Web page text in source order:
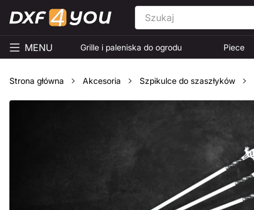
MENU Grille i paleniska do ogrodu Piece
Strona główna Akcesoria Szpikulce do szaszłyków